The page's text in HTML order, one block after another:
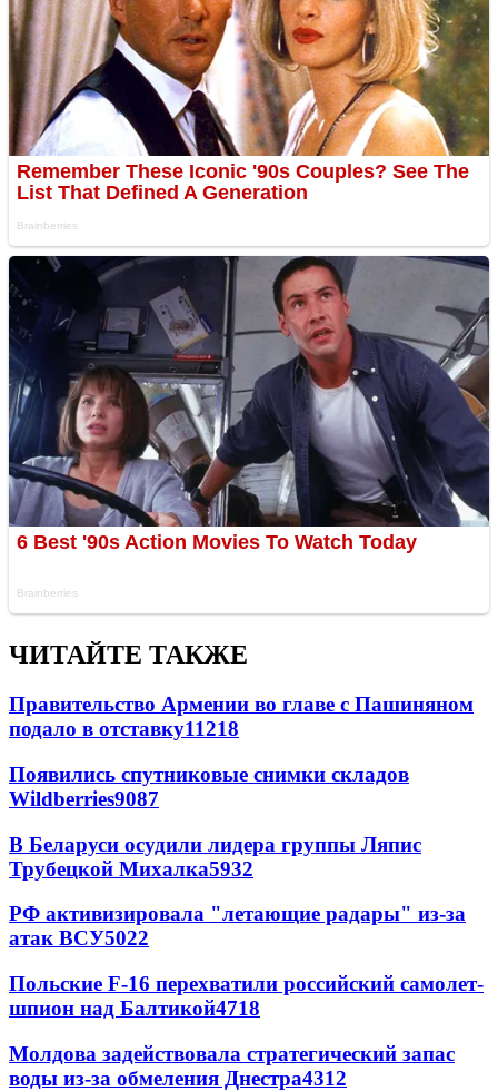
ЧИТАЙТЕ ТАКЖЕ
Правительство Армении во главе с Пашиняном
подало в отставку11218
Появились спутниковые снимки складов
Wildberries9087
В Беларуси осудили лидера группы Ляпис
Трубецкой Михалка5932
РФ активизировала "летающие радары" из-за
атак ВСУ5022
Польские F-16 перехватили российский самолет-
шпион над Балтикой4718
Молдова задействовала стратегический запас
воды из-за обмеления Днестра4312